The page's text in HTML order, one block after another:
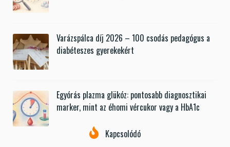
Varázspálca díj 2026 – 100 csodás pedagógus a
diabéteszes gyerekekért
Egyórás plazma glükóz: pontosabb diagnosztikai
marker, mint az éhomi vércukor vagy a HbA1c
Kapcsolódó